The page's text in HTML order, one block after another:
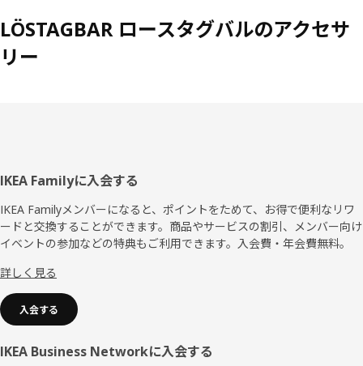
LÖSTAGBAR ロースタグバルのアクセサ
リー
フ
ッ
タ
IKEA Familyに入会する
IKEA Familyメンバーになると、ポイントをためて、お得で便利なリワ
ードと交換することができます。商品やサービスの割引、メンバー向け
イベントの参加などの特典もご利用できます。入会費・年会費無料。
詳しく見る
入会する
IKEA Business Networkに入会する